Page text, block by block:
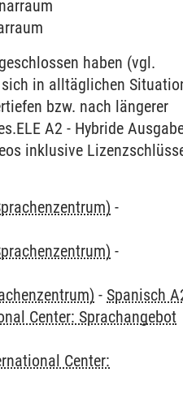
haben (vgl.
in alltäglichen
bzw. nach längerer
A2 - Hybride
inklusive
-
-
- Spanisch
Center: Sprachangebot
Center: